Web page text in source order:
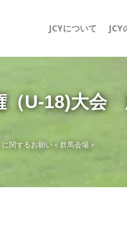
JCYについて JCY
U-18)大会
関するお願い＜群馬会場＞